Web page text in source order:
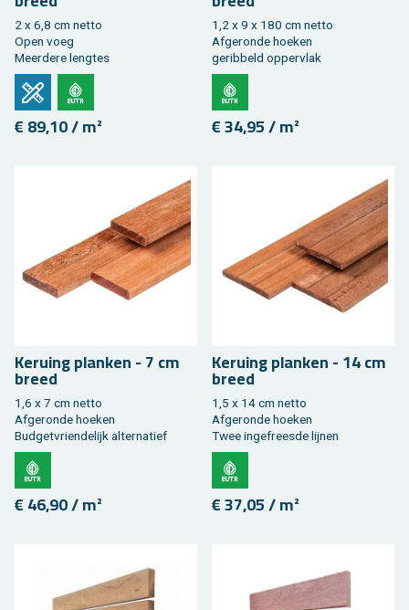
2 x 6,8 cm netto
Open voeg
Meer­de­re leng­tes
€ 89,10 / m²
1,2 x 9 x 180 cm netto
Af­ge­ron­de hoe­ken
ge­rib­beld op­per­vlak
€ 34,95 / m²
Keruing plan­ken - 7 cm
breed
1,6 x 7 cm netto
Af­ge­ron­de hoe­ken
Bud­get­vrien­de­lijk al­ter­na­tief
€ 46,90 / m²
Keruing plan­ken - 14 cm
breed
1,5 x 14 cm netto
Af­ge­ron­de hoe­ken
Twee in­ge­frees­de lij­nen
€ 37,05 / m²